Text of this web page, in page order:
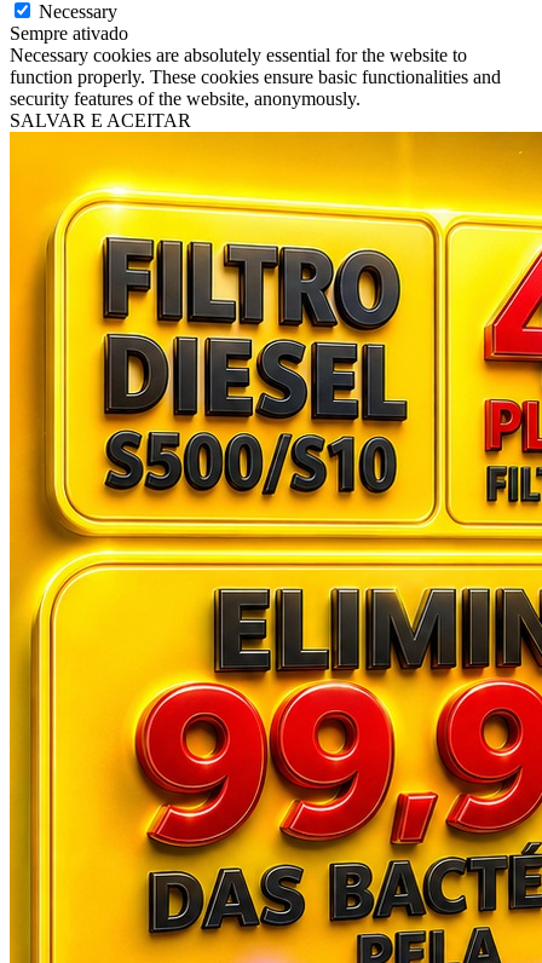
Necessary
Sempre ativado
Necessary cookies are absolutely essential for the website to
function properly. These cookies ensure basic functionalities and
security features of the website, anonymously.
SALVAR E ACEITAR